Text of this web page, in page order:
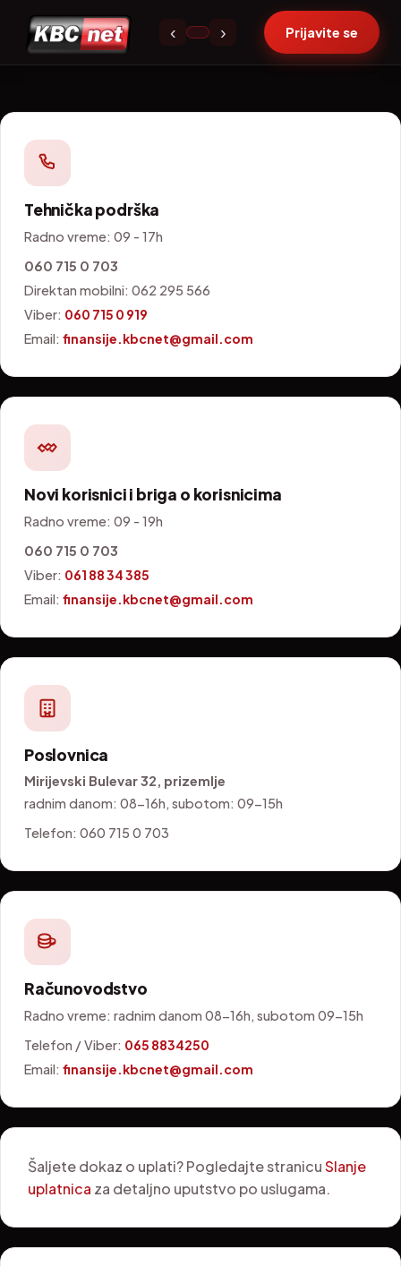
Kontakt ‹ › Prijavite se
Tehnička podrška
Radno vreme: 09 - 17h
060 715 0 703
Direktan mobilni: 062 295 566
Viber: 060 715 0 919
Email: finansije.kbcnet@gmail.com
Novi korisnici i briga o korisnicima
Radno vreme: 09 - 19h
060 715 0 703
Viber: 061 88 34 385
Email: finansije.kbcnet@gmail.com
Poslovnica
Mirijevski Bulevar 32, prizemlje
radnim danom: 08-16h, subotom: 09-15h
Telefon: 060 715 0 703
Računovodstvo
Radno vreme: radnim danom 08-16h, subotom 09-15h
Telefon / Viber: 065 8834250
Email: finansije.kbcnet@gmail.com
Šaljete dokaz o uplati? Pogledajte stranicuSlanje
uplatnica za detaljno uputstvo po uslugama.